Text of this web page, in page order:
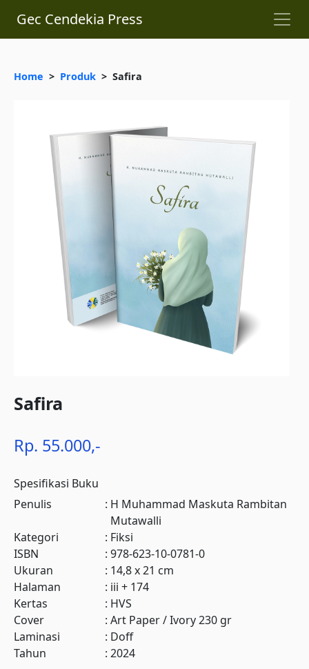
Gec Cendekia Press
Home > Produk > Safira
Safira
Rp. 55.000,-
Spesifikasi Buku
Penulis
: H Muhammad Maskuta Rambitan
Mutawalli
Kategori
: Fiksi
ISBN
: 978-623-10-0781-0
Ukuran
: 14,8 x 21 cm
Halaman
: iii + 174
Kertas
: HVS
Cover
: Art Paper / Ivory 230 gr
Laminasi
: Doff
Tahun
: 2024